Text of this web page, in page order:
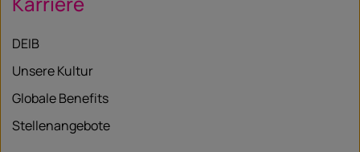
DEIB
Unsere Kultur
Globale Benefits
Stellenangebote